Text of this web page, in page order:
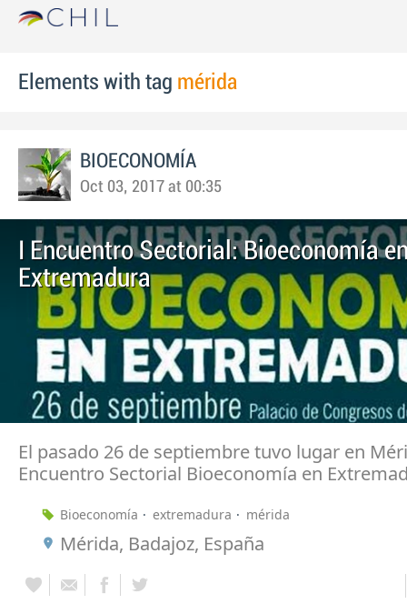
Elements with tag mérida
BIOECONOMÍA
Oct 03, 2017 at 00:35
I Encuentro Sectorial: Bioeconomía
Extremadura
El pasado 26 de septiembre tuvo lugar en
Encuentro Sectorial Bioeconomía en
Bioeconomía extremadura mérida
Mérida, Badajoz, España